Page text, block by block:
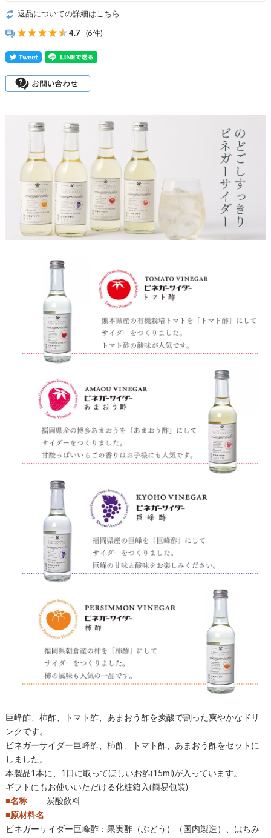
返品についての詳細はこちら
4.7 (6件)
巨峰酢、柿酢、トマト酢、あまおう酢を炭酸で割った爽やかなドリ
ンクです。
ビネガーサイダー巨峰酢、柿酢、トマト酢、あまおう酢をセットに
しました。
本製品1本に、1日に取ってほしいお酢(15ml)が入っています。
ギフトにもお使いいただける化粧箱入(簡易包装)
■名称炭酸飲料
■原材料名
ビネガーサイダー巨峰酢：果実酢（ぶどう）（国内製造）、はちみ